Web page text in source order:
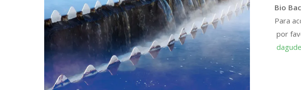
Bio
Para
por